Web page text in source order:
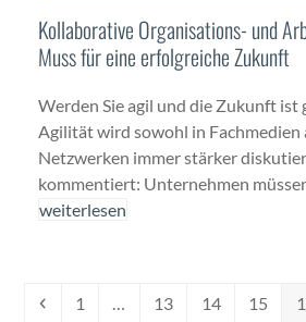
Kollaborative Organisations- und
Muss für eine erfolgreiche Zukunft
Wer­den Sie agil und die Zukun­ft ist
Agilität wird sowohl in Fachme­di­en
Net­zw­erken immer stärk­er
kom­men­tiert: Unternehmen
weit­er­lesen
Vorheriger
Seite
1 … Seite
13 Seite
14 Seite
15